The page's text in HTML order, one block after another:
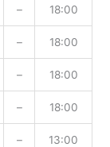
– 18:00
– 18:00
– 18:00
– 18:00
– 13:00